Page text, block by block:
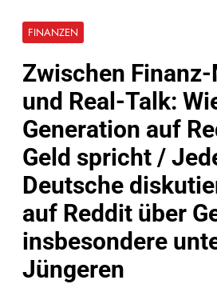
FINANZEN
Zwischen
und Real-Talk:
Generation auf
Geld spricht /
Deutsche
auf Reddit über
insbesondere
Jüngeren